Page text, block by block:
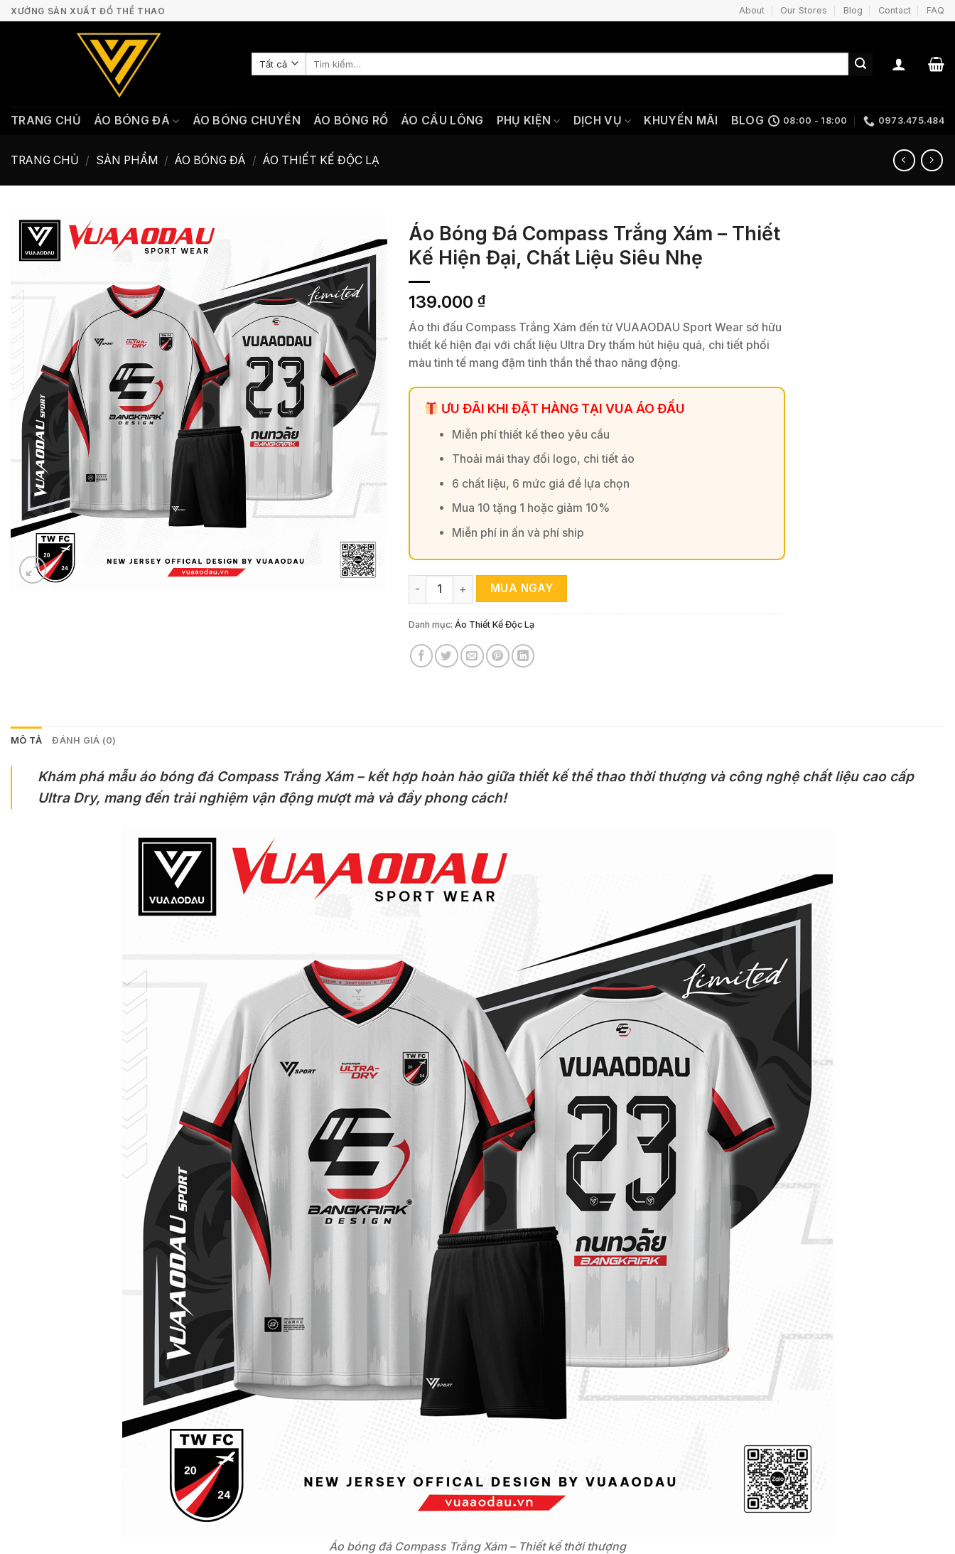
Bỏ
qua
XƯỞNG SẢN XUẤT ĐỒ THỂ THAO About Our Stores Blog Contact FAQ
Tìm
TRANG CHỦ ÁO BÓNG ĐÁ ÁO BÓNG CHUYỀN ÁO BÓNG RỔ ÁO CẦU LÔNG PHỤ KIỆN DỊCH VỤ KHUYẾN MÃI BLOG 08:00 - 18:00 0973.475.484
TRANG CHỦ / SẢN PHẨM / ÁO BÓNG ĐÁ / ÁO THIẾT KẾ ĐỘC LẠ
Áo Bóng Đá Compass Trắng Xám – Thiết
Kế Hiện Đại, Chất Liệu Siêu Nhẹ
139.000 ₫
Áo thi đấu Compass Trắng Xám đến từ VUAAODAU Sport Wear sở hữu
thiết kế hiện đại với chất liệu Ultra Dry thấm hút hiệu quả, chi tiết phối
màu tinh tế mang đậm tinh thần thể thao năng động.
ƯU ĐÃI KHI ĐẶT HÀNG TẠI VUA ÁO ĐẤU
Miễn phí thiết kế theo yêu cầu
Thoải mái thay đổi logo, chi tiết áo
6 chất liệu, 6 mức giá để lựa chọn
Mua 10 tặng 1 hoặc giảm 10%
Miễn phí in ấn và phí ship
Áo Bóng Đá Compass Trắng Xám - Thiết Kế Hiện Đại, Chất Liệu Siêu Nhẹ số lượng
MUA NGAY
Danh mục: Áo Thiết Kế Độc Lạ
MÔ TẢ ĐÁNH GIÁ (0)
Khám phá mẫu áo bóng đá Compass Trắng Xám – kết hợp hoàn hảo giữa thiết kế thể thao thời thượng và công nghệ chất liệu cao cấp
Ultra Dry, mang đến trải nghiệm vận động mượt mà và đầy phong cách!
Áo bóng đá Compass Trắng Xám – Thiết kế thời thượng